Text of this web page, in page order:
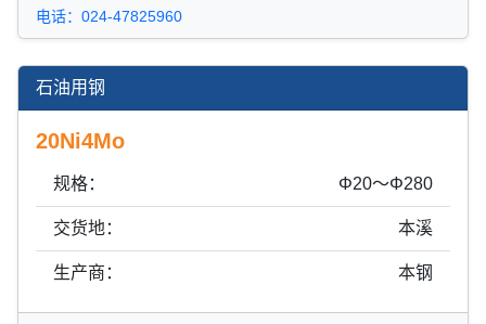
电话：024-47825960
石油用钢
20Ni4Mo
规格： Φ20～Φ280
交货地： 本溪
生产商： 本钢